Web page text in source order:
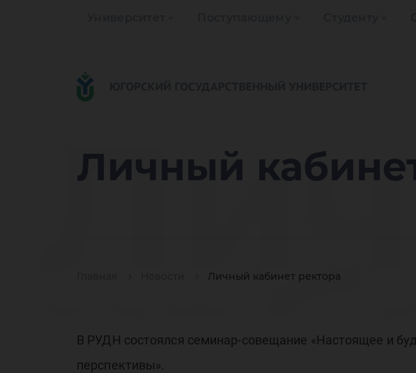
Личный
Личный кабинет ректора
В РУДН состоялся семинар-совещание «Настоящее и
перспективы».